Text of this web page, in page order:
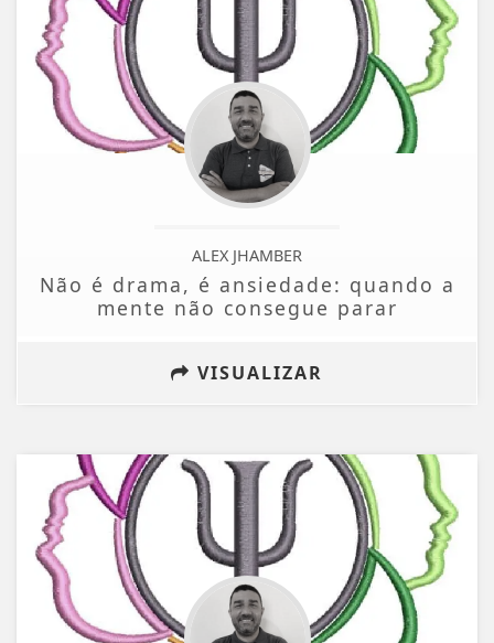
ALEX JHAMBER
Não é drama, é ansiedade: quando a
mente não consegue parar
VISUALIZAR